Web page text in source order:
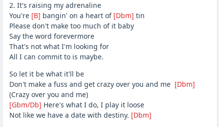
2. It's raising my adrenaline
You're [B] bangin' on a heart of [Dbm] tin
Please don't make too much of it baby
Say the word forevermore
That's not what I'm looking for
All I can commit to is maybe.
So let it be what it'll be
Don't make a fuss and get crazy over you and me [Dbm]
(Crazy over you and me)
[Gbm/Db] Here's what I do, I play it loose
Not like we have a date with destiny. [Dbm]